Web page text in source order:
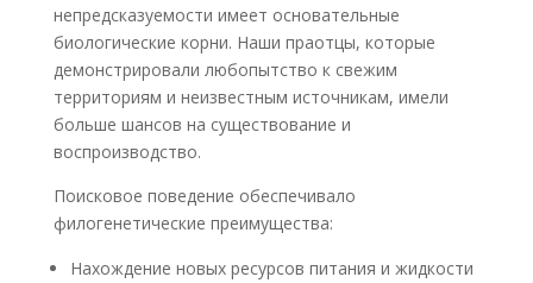
непредсказуемости имеет основательные
биологические корни. Наши праотцы, которые
демонстрировали любопытство к свежим
территориям и неизвестным источникам, имели
больше шансов на существование и
воспроизводство.
Поисковое поведение обеспечивало
филогенетические преимущества:
Нахождение новых ресурсов питания и жидкости